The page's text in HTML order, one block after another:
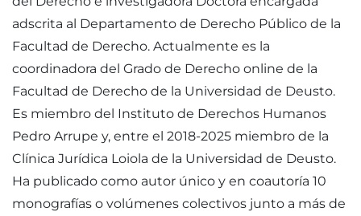
adscrita al Departamento de Derecho Público de la
Facultad de Derecho. Actualmente es la
coordinadora del Grado de Derecho online de la
Facultad de Derecho de la Universidad de Deusto.
Es miembro del Instituto de Derechos Humanos
Pedro Arrupe y, entre el 2018-2025 miembro de la
Clínica Jurídica Loiola de la Universidad de Deusto.
Ha publicado como autor único y en coautoría 10
monografías o volúmenes colectivos junto a más de